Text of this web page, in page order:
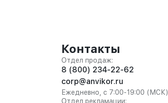
Контакты
Отдел продаж:
8 (800) 234-22-62
corp@anvikor.ru
Ежедневно, с 7:00-19:00 (МСК)
Отдел рекламации: